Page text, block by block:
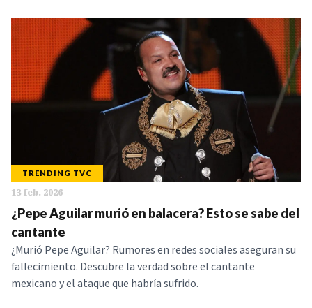
TRENDING TVC
13 feb. 2026
¿Pepe Aguilar murió en balacera? Esto se sabe del
cantante
¿Murió Pepe Aguilar? Rumores en redes sociales aseguran su
fallecimiento. Descubre la verdad sobre el cantante
mexicano y el ataque que habría sufrido.